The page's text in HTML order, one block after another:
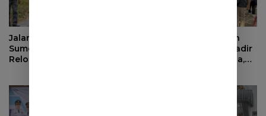
Jalan Haurpapak di Surian
Sumedang Terus Ambles,
Relokasi Terkendala Izin
BPJS Ketenagakerjaan
dan Pemprov Jabar Hadir
untuk Keluarga Pekerja,